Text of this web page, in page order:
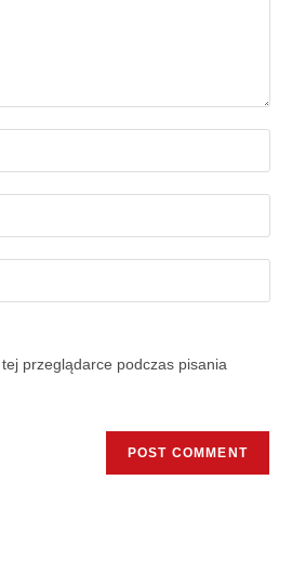
przeglądarce podczas pisania